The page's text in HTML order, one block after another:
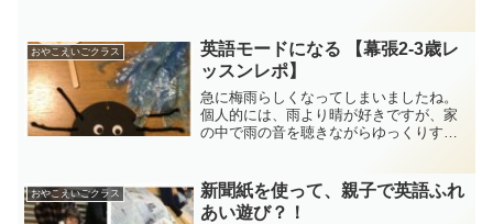
2023”にて、ハロウィンワークショ...
おやこえいごクラス
英語モードになる 【幕張2-3歳レ
ッスンレポ】
急に梅雨らしくなってしまいましたね。
個人的には、雨より晴が好きですが、家
の中で雨の音を聴きながらゆっくりする
子英語2歳-3歳クラスでは、こんな雨の日
にピッタリ！な歌を歌...
おやこえいごクラス
新聞紙を使って、親子で英語ふれ
あい遊び？！